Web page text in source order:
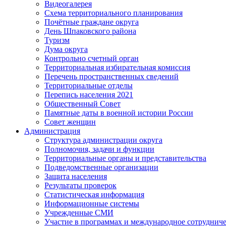
Видеогалерея
Схема территориального планирования
Почётные граждане округа
День Шпаковского района
Туризм
Дума округа
Контрольно счетный орган
Территориальная избирательная комиссия
Перечень пространственных сведений
Территориальные отделы
Перепись населения 2021
Общественный Совет
Памятные даты в военной истории России
Совет женщин
Администрация
Структура администрации округа
Полномочия, задачи и функции
Территориальные органы и представительства
Подведомственные организации
Защита населения
Результаты проверок
Статистическая информация
Информационные системы
Учрежденные СМИ
Участие в программах и международное